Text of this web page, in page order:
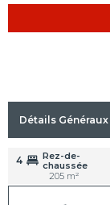
Détails Généraux
4
Rez-de-
chaussée
205 m²